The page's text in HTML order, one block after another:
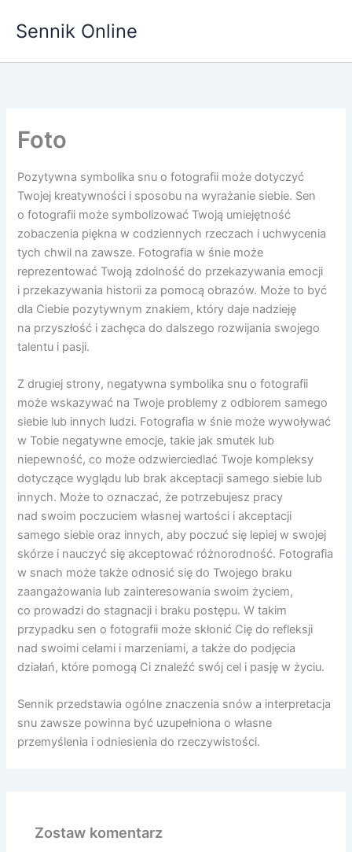
Sennik Online
Foto
Pozytywna symbolika snu o fotografii może dotyczyć
Twojej kreatywności i sposobu na wyrażanie siebie. Sen
o fotografii może symbolizować Twoją umiejętność
zobaczenia piękna w codziennych rzeczach i uchwycenia
tych chwil na zawsze. Fotografia w śnie może
reprezentować Twoją zdolność do przekazywania emocji
i przekazywania historii za pomocą obrazów. Może to być
dla Ciebie pozytywnym znakiem, który daje nadzieję
na przyszłość i zachęca do dalszego rozwijania swojego
talentu i pasji.
Z drugiej strony, negatywna symbolika snu o fotografii
może wskazywać na Twoje problemy z odbiorem samego
siebie lub innych ludzi. Fotografia w śnie może wywoływać
w Tobie negatywne emocje, takie jak smutek lub
niepewność, co może odzwierciedlać Twoje kompleksy
dotyczące wyglądu lub brak akceptacji samego siebie lub
innych. Może to oznaczać, że potrzebujesz pracy
nad swoim poczuciem własnej wartości i akceptacji
samego siebie oraz innych, aby poczuć się lepiej w swojej
skórze i nauczyć się akceptować różnorodność. Fotografia
w snach może także odnosić się do Twojego braku
zaangażowania lub zainteresowania swoim życiem,
co prowadzi do stagnacji i braku postępu. W takim
przypadku sen o fotografii może skłonić Cię do refleksji
nad swoimi celami i marzeniami, a także do podjęcia
działań, które pomogą Ci znaleźć swój cel i pasję w życiu.
Sennik przedstawia ogólne znaczenia snów a interpretacja
snu zawsze powinna być uzupełniona o własne
przemyślenia i odniesienia do rzeczywistości.
Zostaw komentarz